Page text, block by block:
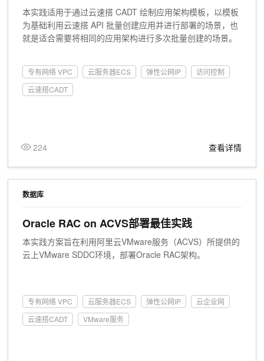
本实践适用于通过云速搭 CADT 绘制应用架构模板，以模板
为基础利用云速搭 API 批量创建应用并进行部署的场景，也
就是适合需要将相同的应用架构进行多次批量创建的场景。
专有网络 VPC 云服务器ECS 弹性公网IP
访问控制
云速搭CADT
224 查看详情
数据库
Oracle RAC on ACVS部署最佳实践
本实践方案旨在利用阿里云VMware服务（ACVS）所提供的
云上VMware SDDC环境，部署Oracle RAC架构。
专有网络 VPC 云服务器ECS 弹性公网IP
云企业网
云速搭CADT
VMware服务